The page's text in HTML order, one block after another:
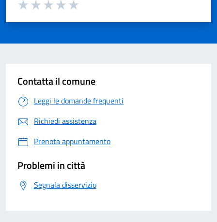
Contatta il comune
Leggi le domande frequenti
Richiedi assistenza
Prenota appuntamento
Problemi in città
Segnala disservizio